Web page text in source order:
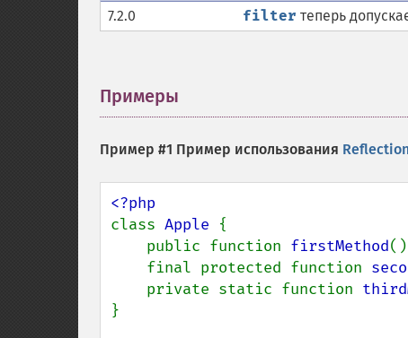
7.2.0
filter теперь
Примеры
Пример #1 Пример использования
class Apple {
    public function
firstMethod
    final protected function
    private static function
}